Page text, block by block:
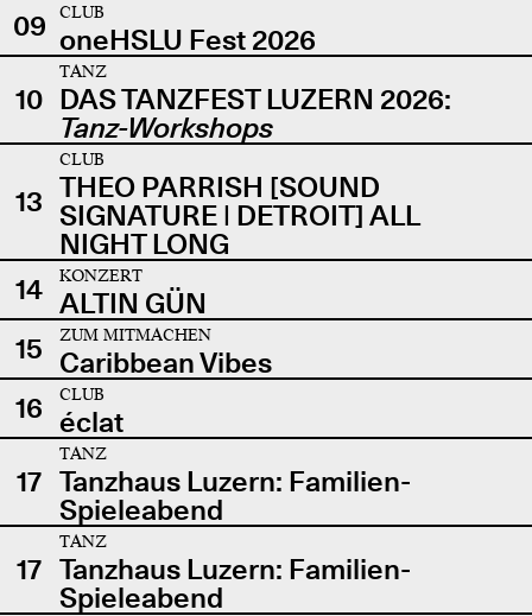
09
CLUB
oneHSLU Fest 2026
10
TANZ
DAS TANZFEST LUZERN 2026:
Tanz-Workshops
13
CLUB
THEO PARRISH [SOUND
SIGNATURE | DETROIT] ALL
NIGHT LONG
14
KONZERT
ALTIN GÜN
15
ZUM MITMACHEN
Caribbean Vibes
16
CLUB
éclat
17
TANZ
Tanzhaus Luzern: Familien-
Spieleabend
17
TANZ
Tanzhaus Luzern: Familien-
Spieleabend